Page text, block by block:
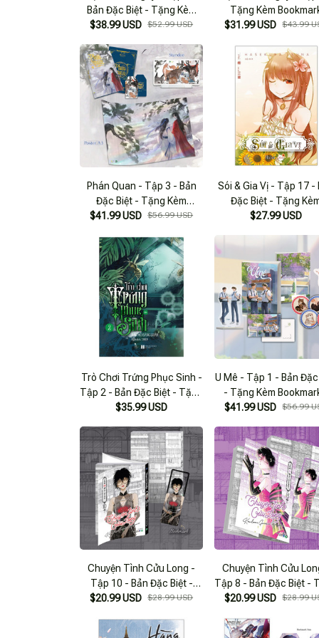
Bản Đặc Biệt - Tặng Kèm
Bookmark + Poster A3 +
$38.99 USD $52.99 USD
Tặng Kèm
$31.99 USD
$43.99
Phán Quan - Tập 3 - Bản
Đặc Biệt - Tặng Kèm
Bookmark + Standee +
$41.99 USD $56.99 USD
Sói & Gia Vị - Tập 17 -
Đặc Biệt - Tặng
Bookmark + Bộ Huy
$27.99 USD
Trò Chơi Trứng Phục Sinh -
Tập 2 - Bản Đặc Biệt - Tặng
Kèm 1 Art Print + 1
Huy Hiệu Phủ Nhũ
$35.99 USD
U Mê - Tập 1 - Bản
- Tặng Kèm
Postcard Kèm Chữ Kí
Trong 4 Mẫu +
Nhựa
$41.99 USD $56.99
Chuyện Tình Cửu Long -
Tập 10 - Bản Đặc Biệt -
Tặng Kèm Bookmark
$20.99 USD $28.99 USD
Chuyện Tình Cửu
Tập 8 - Bản Đặc Biệt -
Kèm Bookmark
$20.99 USD $28.99